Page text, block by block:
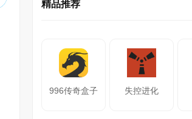
精品推荐
996传奇盒子 失控进化